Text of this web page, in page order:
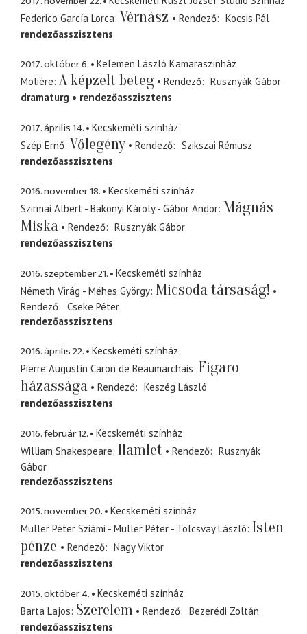
Federico García Lorca Vérnász Rendező
Kocsis Pál
rendezőasszisztens
2017. október 6.
Kelemen László Kamaraszínház
Molière A képzelt beteg Rendező
Rusznyák Gábor
dramaturg
rendezőasszisztens
2017. április 14.
Kecskeméti színház
Szép Ernő Vőlegény Rendező
Szikszai Rémusz
rendezőasszisztens
2016. november 18.
Kecskeméti színház
Szirmai Albert - Bakonyi Károly - Gábor Andor Mágnás
Miska
Rendező
Rusznyák Gábor
rendezőasszisztens
2016. szeptember 21.
Kecskeméti színház
Németh Virág - Méhes György Micsoda társaság!
Rendező
Cseke Péter
rendezőasszisztens
2016. április 22.
Kecskeméti színház
Pierre Augustin Caron de Beaumarchais Figaro
házassága
Rendező
Keszég László
rendezőasszisztens
2016. február 12.
Kecskeméti színház
William Shakespeare Hamlet Rendező
Rusznyák
Gábor
rendezőasszisztens
2015. november 20.
Kecskeméti színház
Müller Péter Sziámi - Müller Péter - Tolcsvay László Isten
pénze
Rendező
Nagy Viktor
rendezőasszisztens
2015. október 4.
Kecskeméti színház
Barta Lajos Szerelem Rendező
Bezerédi Zoltán
rendezőasszisztens